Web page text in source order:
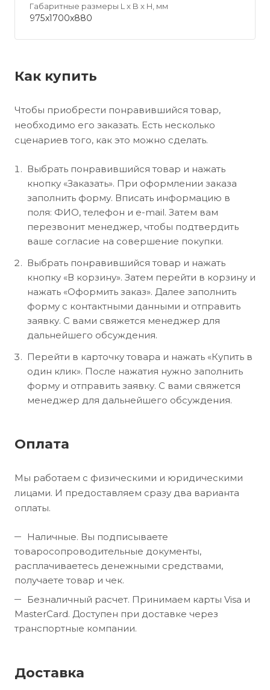
Габаритные размеры L x B x H, мм
975x1700x880
Как купить
Чтобы приобрести понравившийся товар,
необходимо его заказать. Есть несколько
сценариев того, как это можно сделать.
Выбрать понравившийся товар и нажать
кнопку «Заказать». При оформлении заказа
заполнить форму. Вписать информацию в
поля: ФИО, телефон и e-mail. Затем вам
перезвонит менеджер, чтобы подтвердить
ваше согласие на совершение покупки.
Выбрать понравившийся товар и нажать
кнопку «В корзину». Затем перейти в корзину и
нажать «Оформить заказ». Далее заполнить
форму с контактными данными и отправить
заявку. С вами свяжется менеджер для
дальнейшего обсуждения.
Перейти в карточку товара и нажать «Купить в
один клик». После нажатия нужно заполнить
форму и отправить заявку. С вами свяжется
менеджер для дальнейшего обсуждения.
Оплата
Мы работаем с физическими и юридическими
лицами. И предоставляем сразу два варианта
оплаты.
Наличные. Вы подписываете
товаросопроводительные документы,
расплачиваетесь денежными средствами,
получаете товар и чек.
Безналичный расчет. Принимаем карты Visa и
MasterCard. Доступен при доставке через
транспортные компании.
Доставка